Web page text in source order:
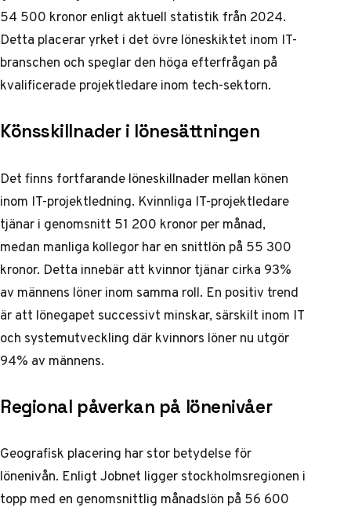
54 500 kronor enligt aktuell statistik från 2024.
Detta placerar yrket i det övre löneskiktet inom IT-
branschen och speglar den höga efterfrågan på
kvalificerade projektledare inom tech-sektorn.
Könsskillnader i lönesättningen
Det finns fortfarande löneskillnader mellan könen
inom IT-projektledning. Kvinnliga IT-projektledare
tjänar i genomsnitt 51 200 kronor per månad,
medan manliga kollegor har en snittlön på 55 300
kronor. Detta innebär att kvinnor tjänar cirka 93%
av männens löner inom samma roll. En positiv trend
är att lönegapet successivt minskar, särskilt inom IT
och systemutveckling där kvinnors löner nu utgör
94% av männens.
Regional påverkan på lönenivåer
Geografisk placering har stor betydelse för
lönenivån. Enligt Jobnet ligger stockholmsregionen i
topp med en genomsnittlig månadslön på 56 600